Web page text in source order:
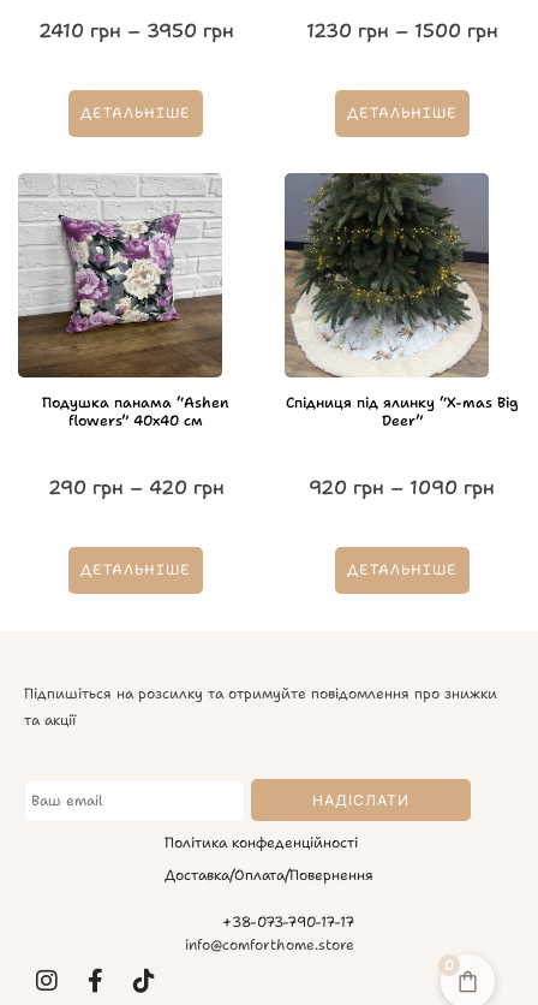
2410 грн – 3950 грн
ДЕТАЛЬНІШЕ
1230 грн – 1500 грн
ДЕТАЛЬНІШЕ
Подушка панама “Ashen
flowers” 40х40 см
290 грн – 420 грн
ДЕТАЛЬНІШЕ
Спідниця під ялинку “X-mas Big
Deer”
920 грн – 1090 грн
ДЕТАЛЬНІШЕ
Підпишіться на розсилку та отримуйте повідомлення про знижки
та акції
Політика конфеденційності
Доставка/Оплата/Повернення
+38-073-790-17-17
info@comforthome.store
0